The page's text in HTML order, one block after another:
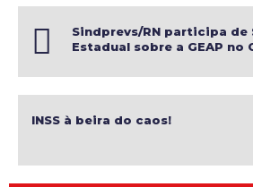
Sindprevs/RN participa de
Estadual sobre a GEAP no
INSS à beira do caos!